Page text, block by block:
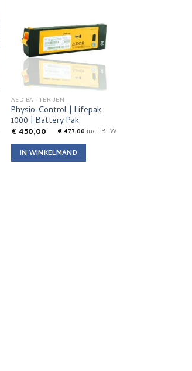
AED BATTERIJEN
Physio-Control | Lifepak
1000 | Battery Pak
€450,00 € 477,00 incl. BTW
IN WINKELMAND